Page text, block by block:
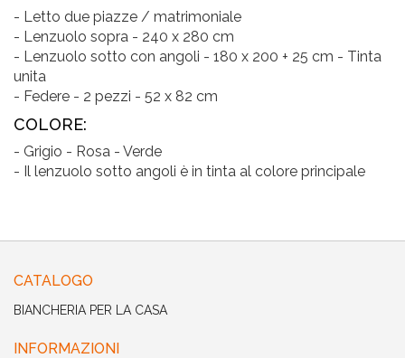
- Letto due piazze / matrimoniale
- Lenzuolo sopra - 240 x 280 cm
- Lenzuolo sotto con angoli - 180 x 200 + 25 cm - Tinta
unita
- Federe - 2 pezzi - 52 x 82 cm
COLORE:
- Grigio - Rosa - Verde
- Il lenzuolo sotto angoli è in tinta al colore principale
CATALOGO
BIANCHERIA PER LA CASA
INFORMAZIONI